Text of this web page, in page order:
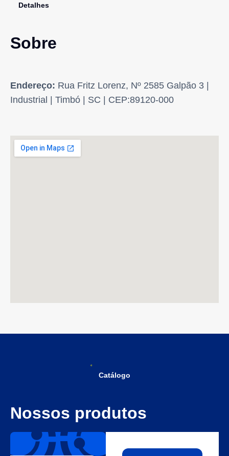
Detalhes
Sobre
Endereço: Rua Fritz Lorenz, Nº 2585 Galpão 3 |
Industrial | Timbó | SC | CEP:89120-000
Catálogo
Nossos produtos